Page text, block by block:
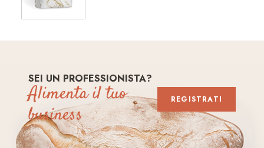
SEI UN PROFESSIONISTA?
Alimenta il tuo
business
REGISTRATI